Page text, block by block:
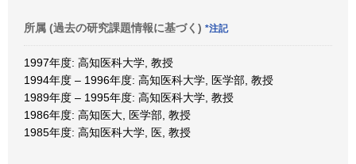
所属 (過去の研究課題情報に基づく) *注記
1997年度: 高知医科大学, 教授
1994年度 – 1996年度: 高知医科大学, 医学部, 教授
1989年度 – 1995年度: 高知医科大学, 教授
1986年度: 高知医大, 医学部, 教授
1985年度: 高知医科大学, 医, 教授